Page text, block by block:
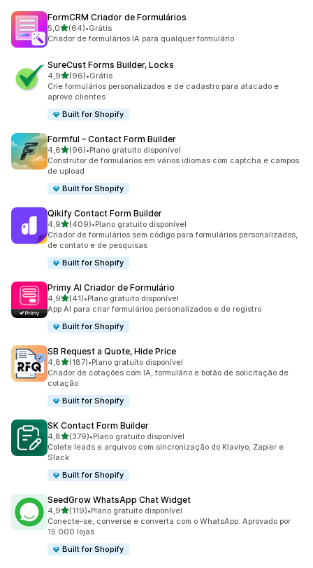
FormCRM Criador de Formulários
5,0de 5 estrelas
(64)
64 avaliações ao todo
•Grátis
Criador de formulários IA para qualquer formulário
SureCust Forms Builder, Locks
4,9de 5 estrelas
(96)
96 avaliações ao todo
•Grátis
Crie formulários personalizados e de cadastro para atacado e
aprove clientes
Built for Shopify
Formful – Contact Form Builder
4,6de 5 estrelas
(96)
96 avaliações ao todo
•Plano gratuito disponível
Construtor de formulários em vários idiomas com captcha e campos
de upload
Built for Shopify
Qikify Contact Form Builder
4,9de 5 estrelas
(409)
409 avaliações ao todo
•Plano gratuito disponível
Criador de formulários sem código para formulários personalizados,
de contato e de pesquisas
Built for Shopify
Primy AI Criador de Formulário
4,9de 5 estrelas
(41)
41 avaliações ao todo
•Plano gratuito disponível
App AI para criar formulários personalizados e de registro
Built for Shopify
SB Request a Quote, Hide Price
4,8de 5 estrelas
(187)
187 avaliações ao todo
•Plano gratuito disponível
Criador de cotações com IA, formulário e botão de solicitação de
cotação
Built for Shopify
SK Contact Form Builder
4,8de 5 estrelas
(379)
379 avaliações ao todo
•Plano gratuito disponível
Colete leads e arquivos com sincronização do Klaviyo, Zapier e
Slack
Built for Shopify
SeedGrow WhatsApp Chat Widget
4,9de 5 estrelas
(119)
119 avaliações ao todo
•Plano gratuito disponível
Conecte-se, converse e converta com o WhatsApp. Aprovado por
15.000 lojas
Built for Shopify